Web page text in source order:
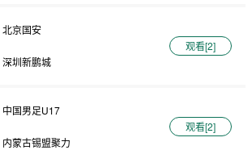
北京国安
深圳新鹏城
观看[2]
中国男足U17
内蒙古锡盟聚力
观看[2]